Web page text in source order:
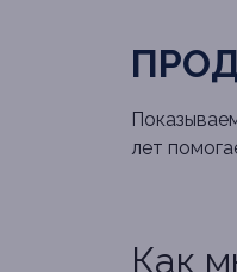
лет
Как